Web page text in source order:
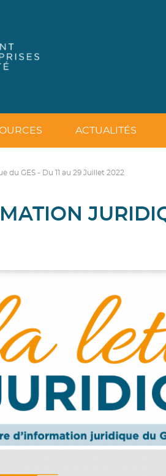
ACTUALITÉS
du GES - Du 11 au 29 Juillet 2022